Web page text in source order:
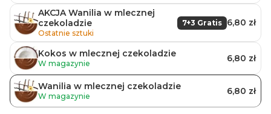
AKCJA Wanilia w mlecznej
czekoladzie
Ostatnie sztuki
7+3 Gratis 6,80 zł
Kokos w mlecznej czekoladzie
W magazynie 6,80 zł
Wanilia w mlecznej czekoladzie
W magazynie 6,80 zł